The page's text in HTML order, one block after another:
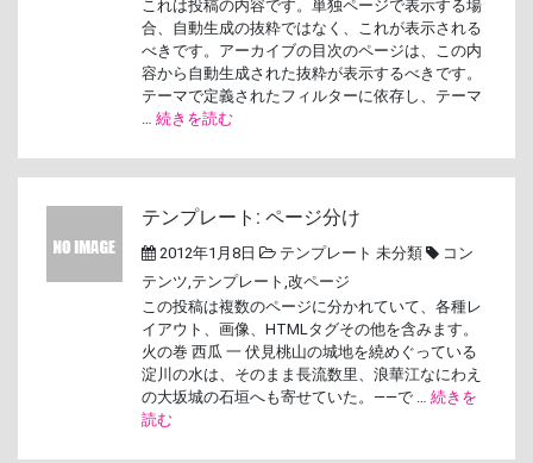
これは投稿の内容です。単独ページで表示する場
合、自動生成の抜粋ではなく、これが表示される
べきです。アーカイブの目次のページは、この内
容から自動生成された抜粋が表示するべきです。
テーマで定義されたフィルターに依存し、テーマ
… 続きを読む
テンプレート: ページ分け
2012年1月8日 テンプレート 未分類
コン
テンツ,テンプレート ,改ページ
この投稿は複数のページに分かれていて、各種レ
イアウト、画像、HTMLタグその他を含みます。
火の巻 西瓜 一 伏見桃山の城地を繞めぐっている
淀川の水は、そのまま長流数里、浪華江なにわえ
の大坂城の石垣へも寄せていた。――で … 続きを
読む